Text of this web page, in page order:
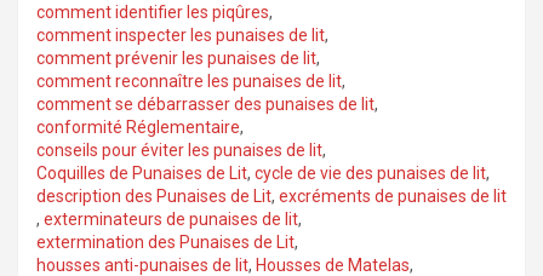
comment identifier les piqûres,
comment inspecter les punaises de lit,
comment prévenir les punaises de lit,
comment reconnaître les punaises de lit,
comment se débarrasser des punaises de lit,
conformité Réglementaire,
conseils pour éviter les punaises de lit,
Coquilles de Punaises de Lit, cycle de vie des punaises de lit,
description des Punaises de Lit, excréments de punaises de lit
, exterminateurs de punaises de lit,
extermination des Punaises de Lit,
housses anti-punaises de lit, Housses de Matelas,